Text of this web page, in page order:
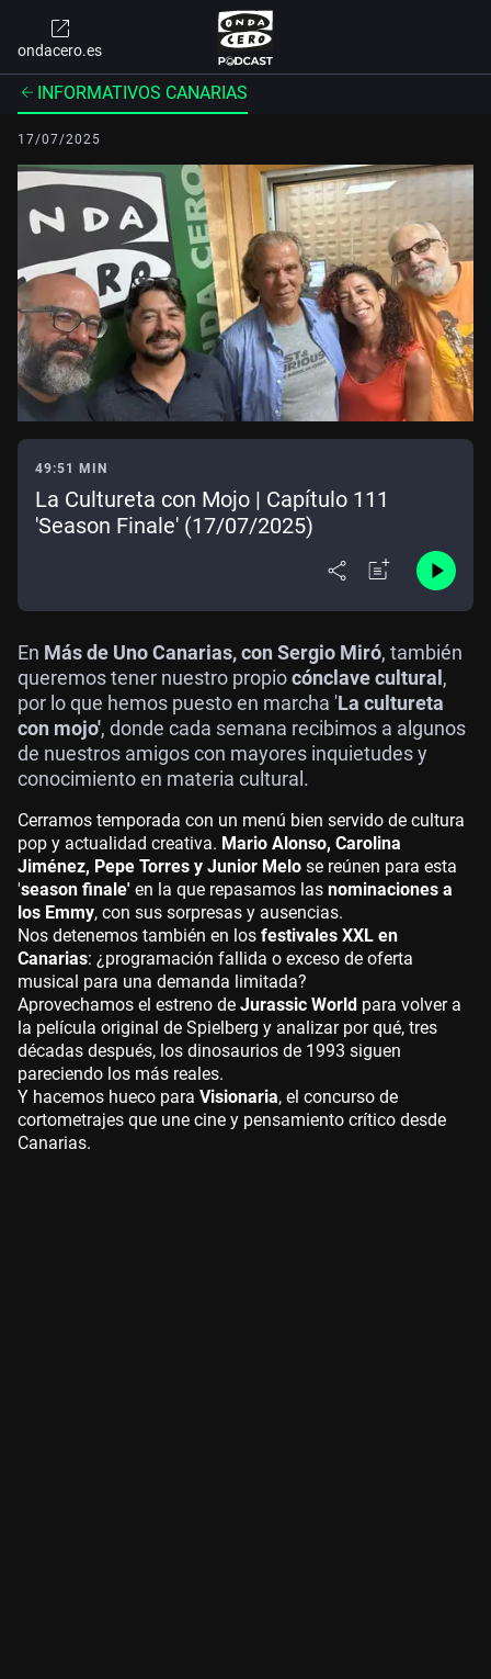
ondacero.es
INFORMATIVOS CANARIAS
17/07/2025
49:51 MIN
La Cultureta con Mojo | Capítulo 111
'Season Finale' (17/07/2025)
En Más de Uno Canarias, con Sergio Miró, también
queremos tener nuestro propiocónclave cultural ,
por lo que hemos puesto en marcha 'La cultureta
con mojo', donde cada semana recibimos a algunos
de nuestros amigos con mayores inquietudes y
conocimiento en materia cultural.
Cerramos temporada con un menú bien servido de cultura
pop y actualidad creativa. Mario Alonso, Carolina
Jiménez, Pepe Torres y Junior Melo se reúnen para esta
'season finale' en la que repasamos las nominaciones a
los Emmy, con sus sorpresas y ausencias.
Nos detenemos también en los festivales XXL en
Canarias: ¿programación fallida o exceso de oferta
musical para una demanda limitada?
Aprovechamos el estreno de Jurassic World para volver a
la película original de Spielberg y analizar por qué, tres
décadas después, los dinosaurios de 1993 siguen
pareciendo los más reales.
Y hacemos hueco para Visionaria, el concurso de
cortometrajes que une cine y pensamiento crítico desde
Canarias.